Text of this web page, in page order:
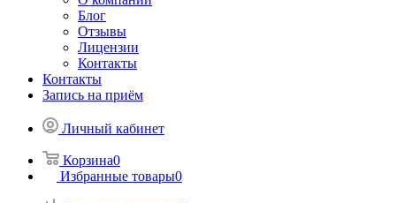
Блог
Отзывы
Лицензии
Контакты
Контакты
Запись на приём
Личный кабинет
Корзина0
Избранные товары0